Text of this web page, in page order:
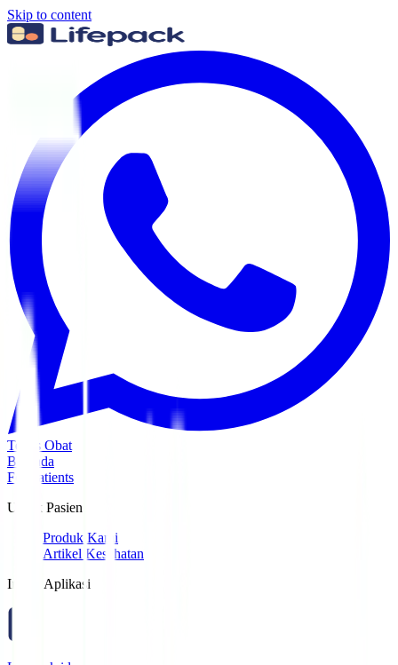
Skip to content
Tebus Obat
Beranda
For Patients
Untuk Pasien
Produk Kami
Artikel Kesehatan
Install Aplikasi